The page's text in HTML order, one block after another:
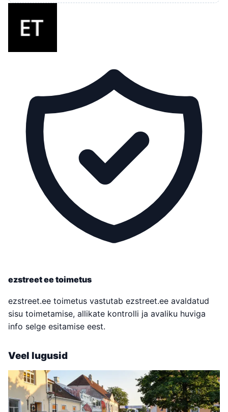
ezstreet ee toimetus
ezstreet.ee toimetus vastutab ezstreet.ee avaldatud
sisu toimetamise, allikate kontrolli ja avaliku huviga
info selge esitamise eest.
Veel lugusid